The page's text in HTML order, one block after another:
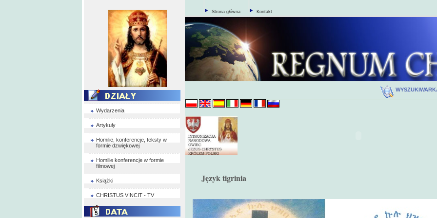
Wydarzenia
Artykuły
Homilie, konferencje, teksty w
formie dzwiękowej
Homilie konferencje w formie
filmowej
Książki
CHRISTUS VINCIT - TV
Strona główna Kontakt
Język tigrinia